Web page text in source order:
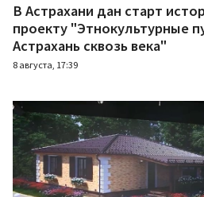
В Астрахани дан старт
проекту "Этнокультурные
Астрахань сквозь века"
8 августа, 17:39